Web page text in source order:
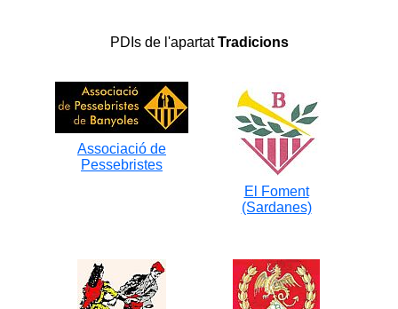
PDIs de l'apartatTradicions
Associació de
Pessebristes
El Foment
(Sardanes)